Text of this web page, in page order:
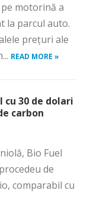
motorină a
la parcul auto.
preţuri ale
READ MORE »
cu 30 de dolari
carbon
Bio Fuel
de
comparabil cu